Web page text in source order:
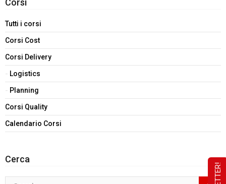
Corsi
Tutti i corsi
Corsi Cost
Corsi Delivery
Logistics
Planning
Corsi Quality
Calendario Corsi
Cerca